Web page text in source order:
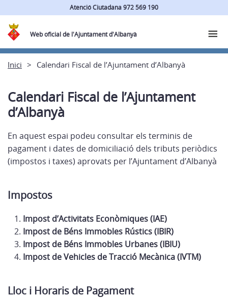
Atenció Ciutadana 972 569 190
Web oficial de l'Ajuntament d'Albanyà
Inici Calendari Fiscal de l’Ajuntament d’Albanyà
Calendari Fiscal de l’Ajuntament
d’Albanyà
En aquest espai podeu consultar els terminis de
pagament i dates de domiciliació dels tributs periòdics
(impostos i taxes) aprovats per l’Ajuntament d’Albanyà
Impostos
Impost d’Activitats Econòmiques (IAE)
Impost de Béns Immobles Rústics (IBIR)
Impost de Béns Immobles Urbanes (IBIU)
Impost de Vehicles de Tracció Mecànica (IVTM)
Lloc i Horaris de Pagament